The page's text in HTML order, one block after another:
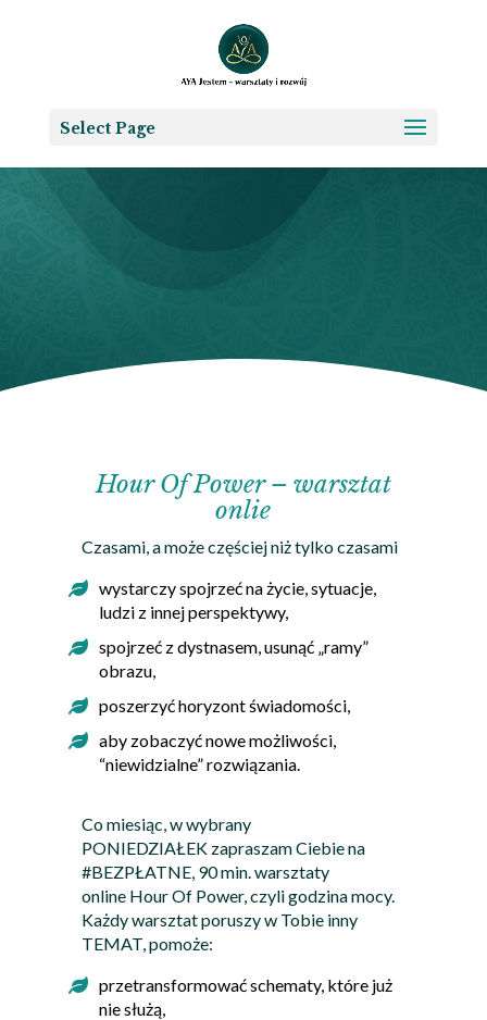
Select Page
Hour Of Power – warsztat
onlie
Czasami, a może częściej niż tylko czasami
wystarczy spojrzeć na życie, sytuacje,
ludzi z innej perspektywy,
spojrzeć z dystnasem, usunąć „ramy”
obrazu,
poszerzyć horyzont świadomości,
aby zobaczyć nowe możliwości,
“niewidzialne” rozwiązania.
Co miesiąc, w wybrany
PONIEDZIAŁEK zapraszam Ciebie na
#BEZPŁATNE, 90 min. warsztaty
online Hour Of Power, czyli godzina mocy.
Każdy warsztat poruszy w Tobie inny
TEMAT, pomoże:
przetransformować schematy, które już
nie służą,